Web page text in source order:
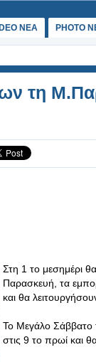
NEA PHOTO
τη
Στη 1 το μεσημέρι
Παρασκευή, τα
και θα
Το Μεγάλο Σάββατο
στις 9 το πρωί και